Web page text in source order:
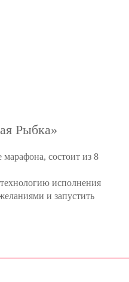
Рыбка»
состоит из 8
исполнения
и запустить